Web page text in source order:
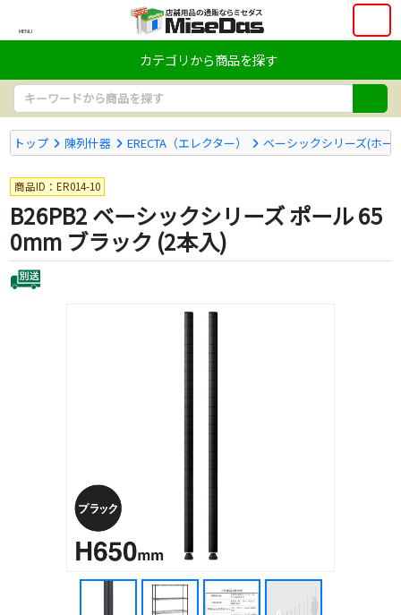
MENU
カテゴリから商品を探す
トップ 陳列什器 ERECTA（エレクター） ベーシックシリーズ(ホー
商品ID：ER014-10
B26PB2 ベーシックシリーズ ポール 65
0mm ブラック (2本入)